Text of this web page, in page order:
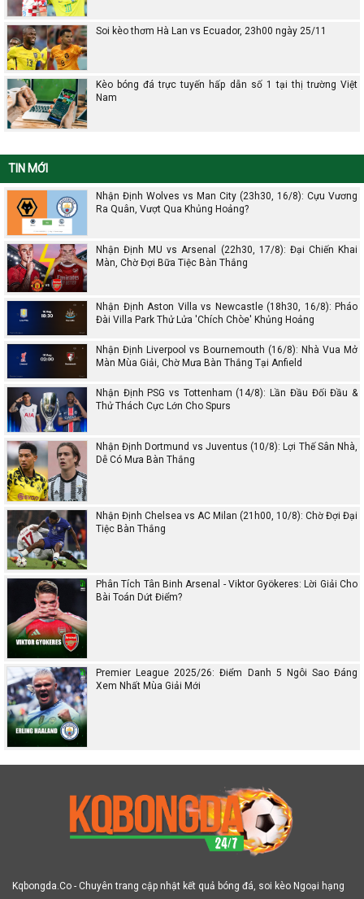
Soi kèo thơm Hà Lan vs Ecuador, 23h00 ngày 25/11
Kèo bóng đá trực tuyến hấp dẫn số 1 tại thị trường Việt
Nam
TIN MỚI
Nhận Định Wolves vs Man City (23h30, 16/8): Cựu Vương
Ra Quân, Vượt Qua Khủng Hoảng?
Nhận Định MU vs Arsenal (22h30, 17/8): Đại Chiến Khai
Màn, Chờ Đợi Bữa Tiệc Bàn Thắng
Nhận Định Aston Villa vs Newcastle (18h30, 16/8): Pháo
Đài Villa Park Thử Lửa 'Chích Chòe' Khủng Hoảng
Nhận Định Liverpool vs Bournemouth (16/8): Nhà Vua Mở
Màn Mùa Giải, Chờ Mưa Bàn Thắng Tại Anfield
Nhận Định PSG vs Tottenham (14/8): Lần Đầu Đối Đầu &
Thử Thách Cực Lớn Cho Spurs
Nhận Định Dortmund vs Juventus (10/8): Lợi Thế Sân Nhà,
Dễ Có Mưa Bàn Thắng
Nhận Định Chelsea vs AC Milan (21h00, 10/8): Chờ Đợi Đại
Tiệc Bàn Thắng
Phân Tích Tân Binh Arsenal - Viktor Gyökeres: Lời Giải Cho
Bài Toán Dứt Điểm?
Premier League 2025/26: Điểm Danh 5 Ngôi Sao Đáng
Xem Nhất Mùa Giải Mới
Kqbongda.Co - Chuyên trang cập nhật kết quả bóng đá, soi kèo Ngoại hạng